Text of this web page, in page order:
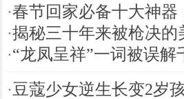
·春节回家必备十大神
·揭秘三十年来被枪决
·“龙凤呈祥”一词被误
·豆蔻少女逆生长变2岁